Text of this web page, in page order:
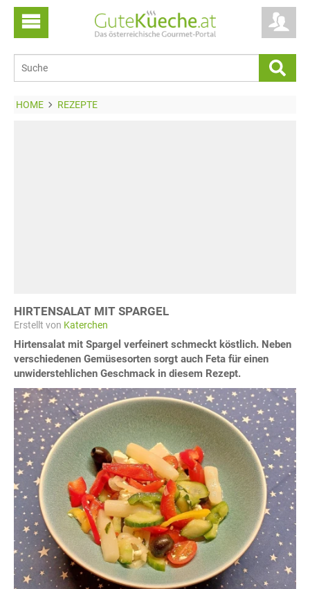
HOME REZEPTE
HIRTENSALAT MIT SPARGEL
Erstellt von Katerchen
Hirtensalat mit Spargel verfeinert schmeckt köstlich. Neben
verschiedenen Gemüsesorten sorgt auch Feta für einen
unwiderstehlichen Geschmack in diesem Rezept.